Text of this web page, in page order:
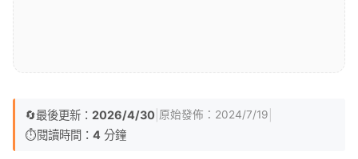
🔄最後更新： 2026/4/30 原始發佈： 2024/7/19
⏱️閱讀時間： 4 分鐘